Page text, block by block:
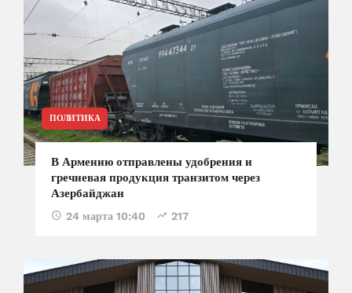
ПОЛИТИКА
В Армению отправлены удобрения и
гречневая продукция транзитом через
Азербайджан
24 марта 10:40 217